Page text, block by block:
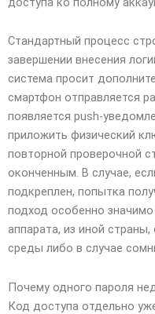
Стандартный процесс
завершении внесения
система просит
смартфон отправляется
появляется push-
приложить физический
повторной проверочной
оконченным. В случае,
подкреплен, попытка
подход особенно значимо
аппарата, из иной
среды либо в случае
Почему одного пароля
Код доступа отдельно